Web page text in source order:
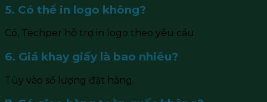
5. Có thể in logo không?
Có, Techper hỗ trợ in logo theo yêu cầu.
6. Giá khay giấy là bao nhiêu?
Tùy vào số lượng đặt hàng.